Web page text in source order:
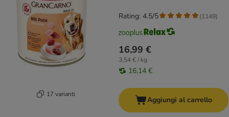
17 varianti
16,99 €
3,54 € / kg
16,14 €
Rating: 4.5/5 (1149)
Aggiungi al carrello